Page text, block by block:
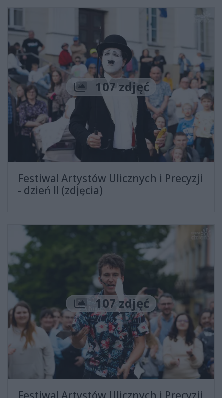
Liczba zdjęć
107 zdjęć
Festiwal Artystów Ulicznych i Precyzji
- dzień II (zdjęcia)
Liczba zdjęć
107 zdjęć